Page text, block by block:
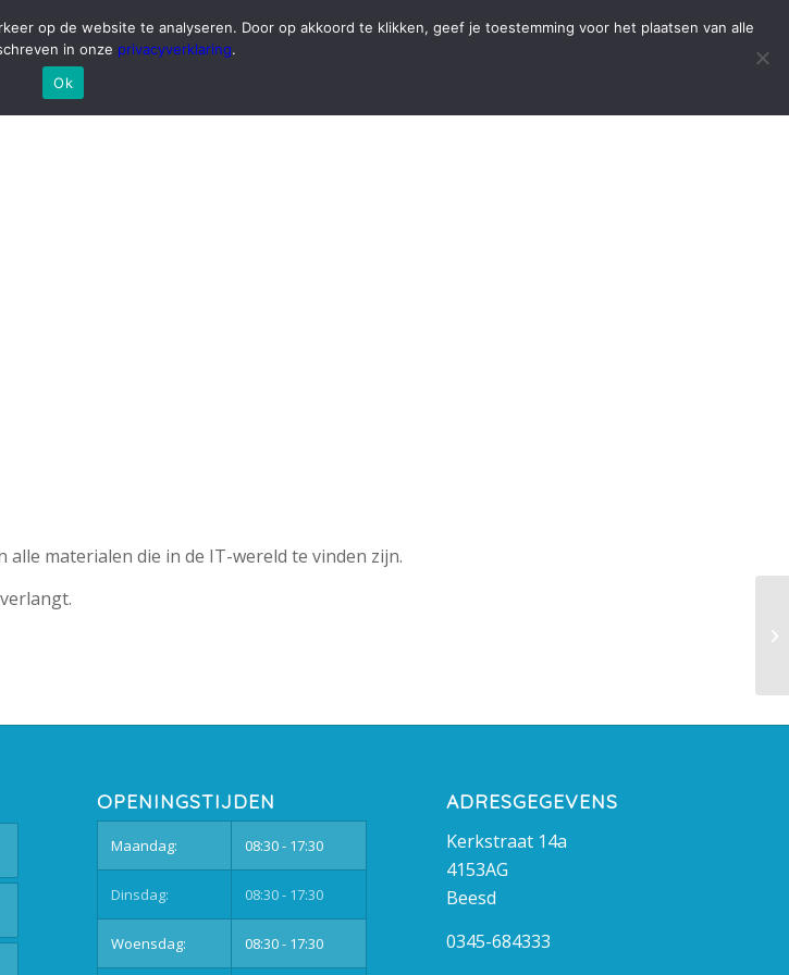
Home Onze Diensten Over Ons Contact
materialen die in de IT-wereld te vinden zijn.
OPENINGSTIJDEN
Maandag: 08:30 - 17:30
Dinsdag: 08:30 - 17:30
Woensdag: 08:30 - 17:30
ADRESGEGEVENS
Kerkstraat 14a
4153AG
Beesd
0345-684333
op de website te analyseren. Door op akkoord te klikken, geef je toestemming voor het plaatsen van alle
in onze privacyverklaring.
Ok